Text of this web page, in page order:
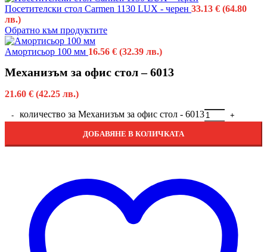
Посетителски стол Carmen 1130 LUX - черен 33.13 € (64.80
лв.)
Обратно към продуктите
Амортисьор 100 мм 16.56 € (32.39 лв.)
Механизъм за офис стол – 6013
21.60 € (42.25 лв.)
количество за Механизъм за офис стол - 6013
ДОБАВЯНЕ В КОЛИЧКАТА